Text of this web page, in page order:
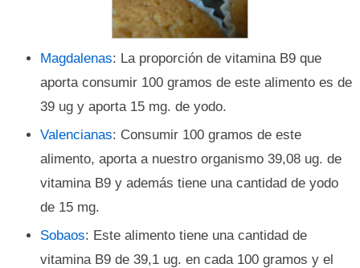
Magdalenas: La proporción de vitamina B9 que
aporta consumir 100 gramos de este alimento es de
39 ug y aporta 15 mg. de yodo.
Valencianas: Consumir 100 gramos de este
alimento, aporta a nuestro organismo 39,08 ug. de
vitamina B9 y además tiene una cantidad de yodo
de 15 mg.
Sobaos: Este alimento tiene una cantidad de
vitamina B9 de 39,1 ug. en cada 100 gramos y el